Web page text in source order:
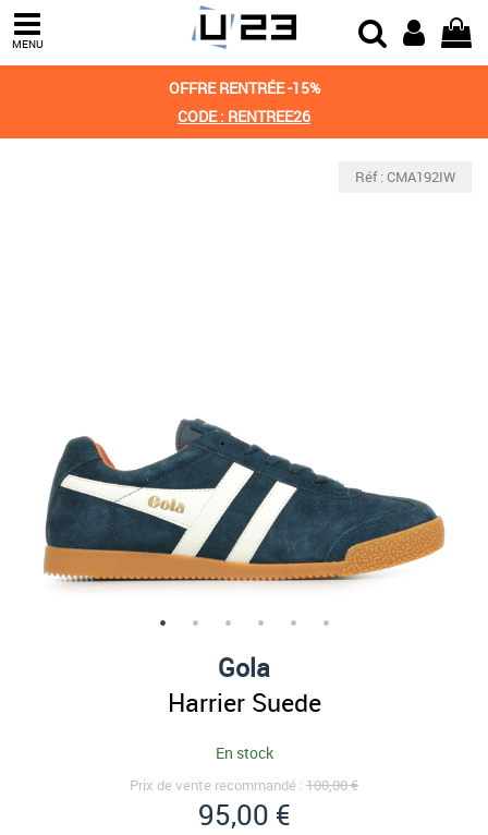
MENU
OFFRE RENTRÉE -15%
CODE : RENTREE26
Réf : CMA192IW
Gola
Harrier Suede
En stock
Prix de vente recommandé : 100,00 €
95,00 €